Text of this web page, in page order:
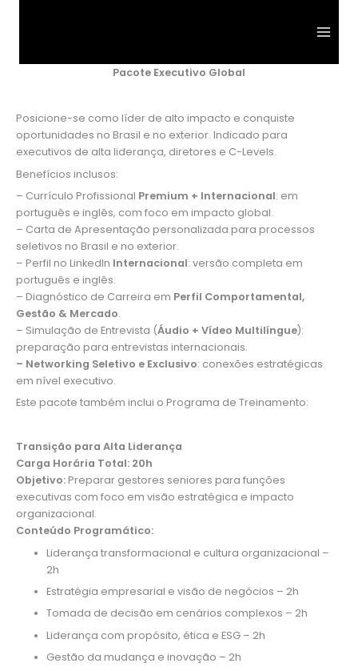
Pacote Executivo Global
Posicione-se como líder de alto impacto e conquiste
oportunidades no Brasil e no exterior. Indicado para
executivos de alta liderança, diretores e C-Levels.
Benefícios inclusos:
– Currículo Profissional Premium + Internacional: em
português e inglês, com foco em impacto global.
– Carta de Apresentação personalizada para processos
seletivos no Brasil e no exterior.
– Perfil no LinkedIn Internacional: versão completa em
português e inglês.
– Diagnóstico de Carreira em Perfil Comportamental,
Gestão & Mercado.
– Simulação de Entrevista (Áudio + Vídeo Multilíngue):
preparação para entrevistas internacionais.
– Networking Seletivo e Exclusivo: conexões estratégicas
em nível executivo.
Este pacote também inclui o Programa de Treinamento:
Transição para Alta Liderança
Carga Horária Total: 20h
Objetivo:Preparar gestores seniores para funções
executivas com foco em visão estratégica e impacto
organizacional.
Conteúdo Programático:
Liderança transformacional e cultura organizacional –
2h
Estratégia empresarial e visão de negócios – 2h
Tomada de decisão em cenários complexos – 2h
Liderança com propósito, ética e ESG – 2h
Gestão da mudança e inovação – 2h